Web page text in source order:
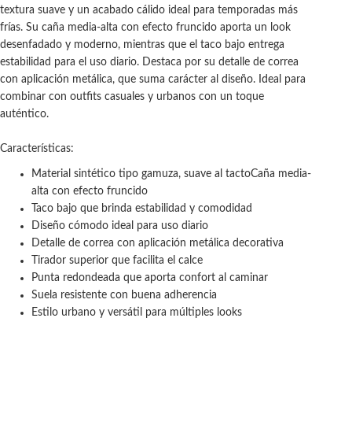
textura suave y un acabado cálido ideal para temporadas más
frías. Su caña media-alta con efecto fruncido aporta un look
desenfadado y moderno, mientras que el taco bajo entrega
estabilidad para el uso diario. Destaca por su detalle de correa
con aplicación metálica, que suma carácter al diseño. Ideal para
combinar con outfits casuales y urbanos con un toque
auténtico.
Características:
Material sintético tipo gamuza, suave al tacto​Caña media-
alta con efecto fruncido
Taco bajo que brinda estabilidad y comodidad
Diseño cómodo ideal para uso diario
Detalle de correa con aplicación metálica decorativa
Tirador superior que facilita el calce
Punta redondeada que aporta confort al caminar
Suela resistente con buena adherencia
Estilo urbano y versátil para múltiples looks